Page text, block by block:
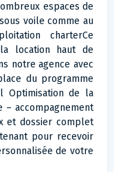
espaces de
voile comme au
charterCe
location haut de
notre agence avec
du programme
Optimisation de la
– accompagnement
et dossier complet
pour recevoir
de votre